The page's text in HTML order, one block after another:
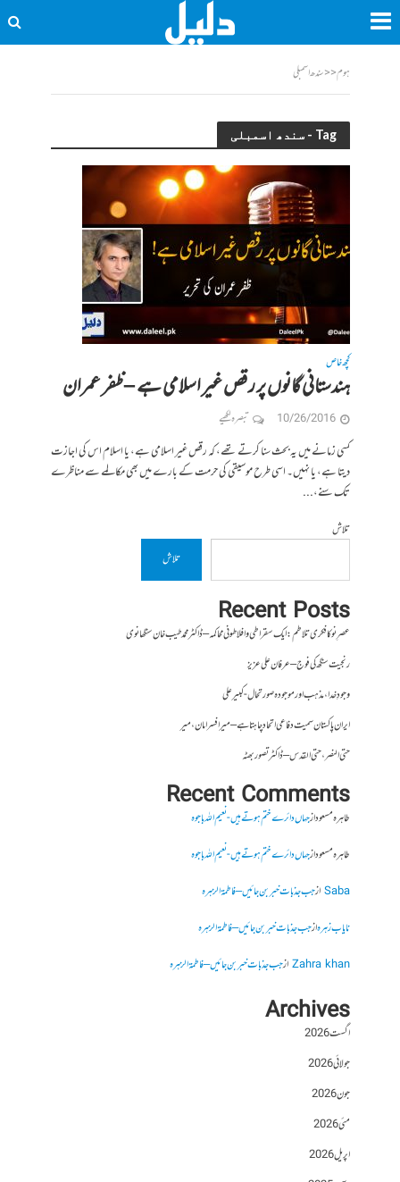
ہوم<<سندھ اسمبلی
Tag - سندھ اسمبلی
کچھ خاص
ہندستانی گانوں پر رقص غیر اسلامی ہے – ظفر عمران
10/26/2016 تبصرہ لکھیے
کسی زمانے میں یہ بحث سنا کرتے تھے، کہ رقص غیر اسلامی ہے، یا اسلام اس کی اجازت
دیتا ہے، یا نہیں۔ اسی طرح موسیقی کی حرمت کے بارے میں بھی مکالمے سے مناظرے
تک سنے،...
تلاش
تلاش
Recent Posts
عصرِ نو کا فکری تلاطم: ایک سقراطی و افلاطونی محاکمہ – ڈاکٹر محمد طیب خان سنگھانوی
رنجیت سنگھ کی فوج – عرفان علی عزیز
وجودِ خدا، مذہب اور موجودہ صورتحال- کبیر علی
ایران پاکستان سمیت دفاعی اتحاد چاہتا ہے – میر افسر امان،میر
حتی النصر ، حتی القدس – ڈاکٹر تصور بھٹہ
Recent Comments
طاہرہ مسعودازجہاں دائرے ختم ہوتے ہیں- نعیم اللہ باجوہ
طاہرہ مسعودازجہاں دائرے ختم ہوتے ہیں- نعیم اللہ باجوہ
Sabaازجب جذبات خبر بن جائیں – فاطمۃالزہرہ
نایاب زہرہازجب جذبات خبر بن جائیں – فاطمۃالزہرہ
Zahra khanازجب جذبات خبر بن جائیں – فاطمۃالزہرہ
Archives
اگست 2026
جولائی 2026
جون 2026
مئی 2026
اپریل 2026